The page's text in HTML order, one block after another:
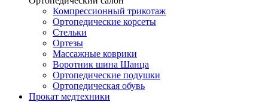
Компрессионный трикотаж
Ортопедические корсеты
Стельки
Ортезы
Массажные коврики
Воротник шина Шанца
Ортопедические подушки
Ортопедическая обувь
Прокат медтехники